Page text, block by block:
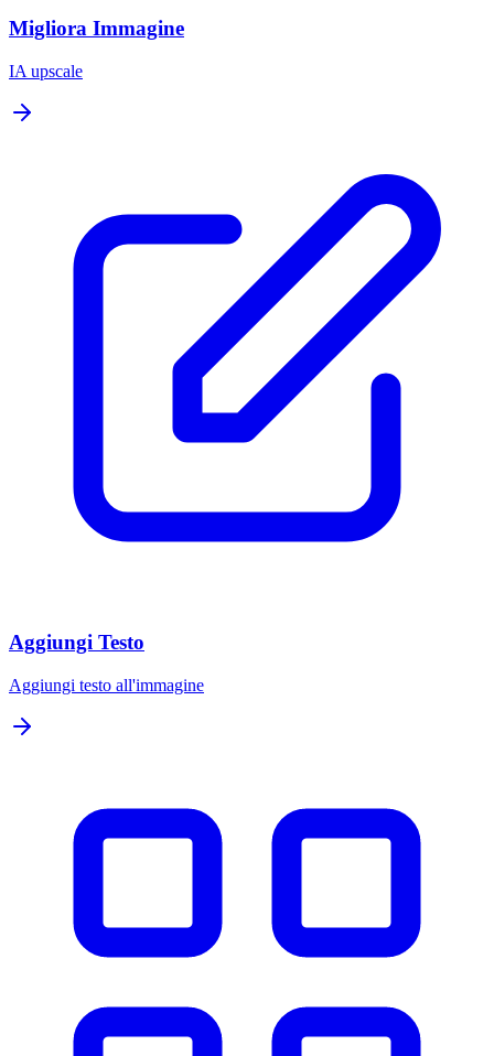
Migliora Immagine
IA upscale
Aggiungi Testo
Aggiungi testo all'immagine